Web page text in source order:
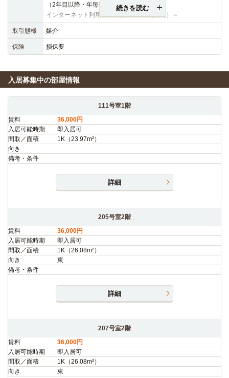
（2年目以降・年毎）
インターネット利用料：月額3,630円（税込）～
続きを読む
取引態様 媒介
保険 損保要
入居募集中の部屋情報
111号室1階
賃料
36,000円
入居可能時期
即入居可
間取／面積
1K（23.97m²）
向き
備考・条件
詳細
205号室2階
賃料
36,000円
入居可能時期
即入居可
間取／面積
1K（26.08m²）
向き
東
備考・条件
詳細
207号室2階
賃料
36,000円
入居可能時期
即入居可
間取／面積
1K（26.08m²）
向き
東